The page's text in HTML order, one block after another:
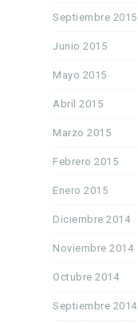
Septiembre 2015
Junio 2015
Mayo 2015
Abril 2015
Marzo 2015
Febrero 2015
Enero 2015
Diciembre 2014
Noviembre 2014
Octubre 2014
Septiembre 2014